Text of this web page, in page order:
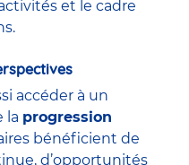
et le cadre
accéder à un
la progression
bénéficient de
d’opportunités